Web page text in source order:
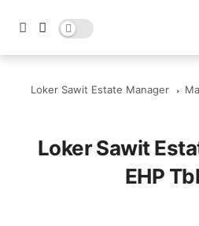
Loker Sawit Estate Manager
Loker Sawit
EHP